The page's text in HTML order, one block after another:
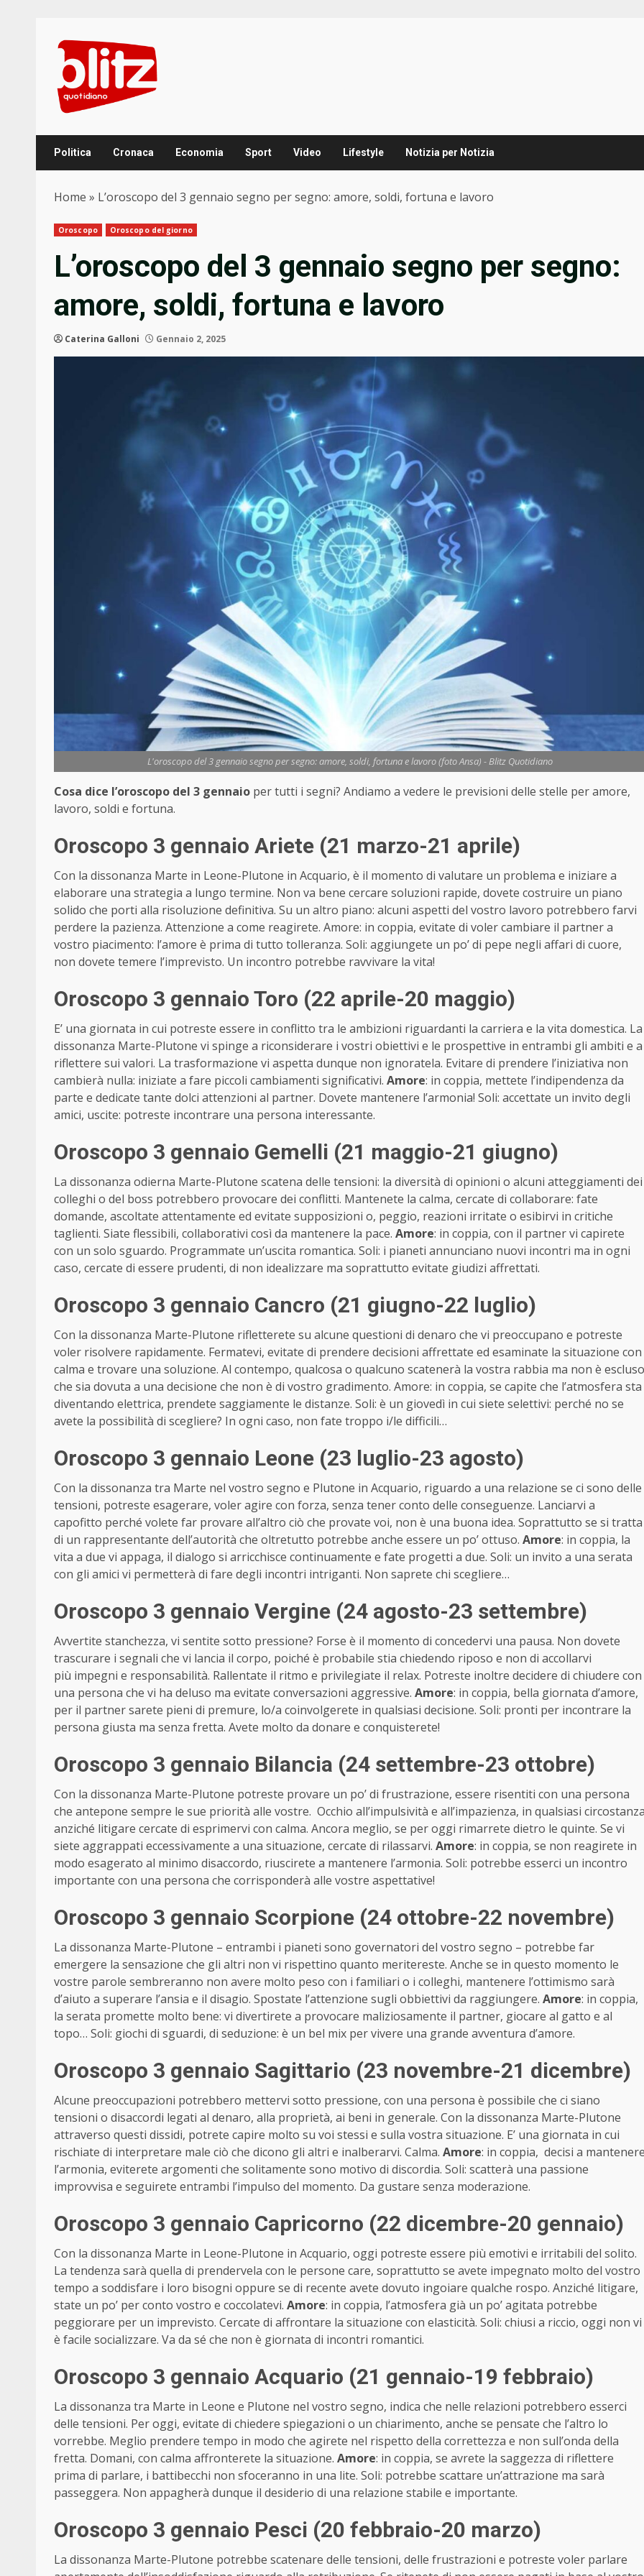
content
Politica Cronaca Economia Sport Video Lifestyle Notizia per Notizia
Home » L’oroscopo del 3 gennaio segno per segno: amore, soldi, fortuna e lavoro
Oroscopo Oroscopo del giorno
L’oroscopo del 3 gennaio segno per segno:
amore, soldi, fortuna e lavoro
Caterina Galloni Gennaio 2, 2025
L'oroscopo del 3 gennaio segno per segno: amore, soldi, fortuna e lavoro (foto Ansa) - Blitz Quotidiano
Cosa dice l’oroscopo del 3 gennaio per tutti i segni? Andiamo a vedere le previsioni delle stelle per amore,
lavoro, soldi e fortuna.
Oroscopo 3 gennaio Ariete (21 marzo-21 aprile)
Con la dissonanza Marte in Leone-Plutone in Acquario, è il momento di valutare un problema e iniziare a
elaborare una strategia a lungo termine. Non va bene cercare soluzioni rapide, dovete costruire un piano
solido che porti alla risoluzione definitiva. Su un altro piano: alcuni aspetti del vostro lavoro potrebbero farvi
perdere la pazienza. Attenzione a come reagirete. Amore: in coppia, evitate di voler cambiare il partner a
vostro piacimento: l’amore è prima di tutto tolleranza. Soli: aggiungete un po’ di pepe negli affari di cuore,
non dovete temere l’imprevisto. Un incontro potrebbe ravvivare la vita!
Oroscopo 3 gennaio Toro (22 aprile-20 maggio)
E’ una giornata in cui potreste essere in conflitto tra le ambizioni riguardanti la carriera e la vita domestica. La
dissonanza Marte-Plutone vi spinge a riconsiderare i vostri obiettivi e le prospettive in entrambi gli ambiti e a
riflettere sui valori. La trasformazione vi aspetta dunque non ignoratela. Evitare di prendere l’iniziativa non
cambierà nulla: iniziate a fare piccoli cambiamenti significativi. Amore: in coppia, mettete l’indipendenza da
parte e dedicate tante dolci attenzioni al partner. Dovete mantenere l’armonia! Soli: accettate un invito degli
amici, uscite: potreste incontrare una persona interessante.
Oroscopo 3 gennaio Gemelli (21 maggio-21 giugno)
La dissonanza odierna Marte-Plutone scatena delle tensioni: la diversità di opinioni o alcuni atteggiamenti dei
colleghi o del boss potrebbero provocare dei conflitti. Mantenete la calma, cercate di collaborare: fate
domande, ascoltate attentamente ed evitate supposizioni o, peggio, reazioni irritate o esibirvi in critiche
taglienti. Siate flessibili, collaborativi così da mantenere la pace. Amore: in coppia, con il partner vi capirete
con un solo sguardo. Programmate un’uscita romantica. Soli: i pianeti annunciano nuovi incontri ma in ogni
caso, cercate di essere prudenti, di non idealizzare ma soprattutto evitate giudizi affrettati.
Oroscopo 3 gennaio Cancro (21 giugno-22 luglio)
Con la dissonanza Marte-Plutone rifletterete su alcune questioni di denaro che vi preoccupano e potreste
voler risolvere rapidamente. Fermatevi, evitate di prendere decisioni affrettate ed esaminate la situazione con
calma e trovare una soluzione. Al contempo, qualcosa o qualcuno scatenerà la vostra rabbia ma non è escluso
che sia dovuta a una decisione che non è di vostro gradimento. Amore: in coppia, se capite che l’atmosfera sta
diventando elettrica, prendete saggiamente le distanze. Soli: è un giovedì in cui siete selettivi: perché no se
avete la possibilità di scegliere? In ogni caso, non fate troppo i/le difficili…
Oroscopo 3 gennaio Leone (23 luglio-23 agosto)
Con la dissonanza tra Marte nel vostro segno e Plutone in Acquario, riguardo a una relazione se ci sono delle
tensioni, potreste esagerare, voler agire con forza, senza tener conto delle conseguenze. Lanciarvi a
capofitto perché volete far provare all’altro ciò che provate voi, non è una buona idea. Soprattutto se si tratta
di un rappresentante dell’autorità che oltretutto potrebbe anche essere un po’ ottuso. Amore: in coppia, la
vita a due vi appaga, il dialogo si arricchisce continuamente e fate progetti a due. Soli: un invito a una serata
con gli amici vi permetterà di fare degli incontri intriganti. Non saprete chi scegliere…
Oroscopo 3 gennaio Vergine (24 agosto-23 settembre)
Avvertite stanchezza, vi sentite sotto pressione? Forse è il momento di concedervi una pausa. Non dovete
trascurare i segnali che vi lancia il corpo, poiché è probabile stia chiedendo riposo e non di accollarvi
più impegni e responsabilità. Rallentate il ritmo e privilegiate il relax. Potreste inoltre decidere di chiudere con
una persona che vi ha deluso ma evitate conversazioni aggressive. Amore: in coppia, bella giornata d’amore,
per il partner sarete pieni di premure, lo/a coinvolgerete in qualsiasi decisione. Soli: pronti per incontrare la
persona giusta ma senza fretta. Avete molto da donare e conquisterete!
Oroscopo 3 gennaio Bilancia (24 settembre-23 ottobre)
Con la dissonanza Marte-Plutone potreste provare un po’ di frustrazione, essere risentiti con una persona
che antepone sempre le sue priorità alle vostre. Occhio all’impulsività e all’impazienza, in qualsiasi
anziché litigare cercate di esprimervi con calma. Ancora meglio, se per oggi rimarrete dietro le quinte. Se vi
siete aggrappati eccessivamente a una situazione, cercate di rilassarvi. Amore: in coppia, se non reagirete in
modo esagerato al minimo disaccordo, riuscirete a mantenere l’armonia. Soli: potrebbe esserci un incontro
importante con una persona che corrisponderà alle vostre aspettative!
Oroscopo 3 gennaio Scorpione (24 ottobre-22 novembre)
La dissonanza Marte-Plutone – entrambi i pianeti sono governatori del vostro segno – potrebbe far
emergere la sensazione che gli altri non vi rispettino quanto meritereste. Anche se in questo momento le
vostre parole sembreranno non avere molto peso con i familiari o i colleghi, mantenere l’ottimismo sarà
d’aiuto a superare l’ansia e il disagio. Spostate l’attenzione sugli obbiettivi da raggiungere. Amore: in coppia,
la serata promette molto bene: vi divertirete a provocare maliziosamente il partner, giocare al gatto e al
topo… Soli: giochi di sguardi, di seduzione: è un bel mix per vivere una grande avventura d’amore.
Oroscopo 3 gennaio Sagittario (23 novembre-21 dicembre)
Alcune preoccupazioni potrebbero mettervi sotto pressione, con una persona è possibile che ci siano
tensioni o disaccordi legati al denaro, alla proprietà, ai beni in generale. Con la dissonanza Marte-Plutone
attraverso questi dissidi, potrete capire molto su voi stessi e sulla vostra situazione. E’ una giornata in cui
rischiate di interpretare male ciò che dicono gli altri e inalberarvi. Calma. Amore: in coppia, decisi a
l’armonia, eviterete argomenti che solitamente sono motivo di discordia. Soli: scatterà una passione
improvvisa e seguirete entrambi l’impulso del momento. Da gustare senza moderazione.
Oroscopo 3 gennaio Capricorno (22 dicembre-20 gennaio)
Con la dissonanza Marte in Leone-Plutone in Acquario, oggi potreste essere più emotivi e irritabili del solito.
La tendenza sarà quella di prendervela con le persone care, soprattutto se avete impegnato molto del vostro
tempo a soddisfare i loro bisogni oppure se di recente avete dovuto ingoiare qualche rospo. Anziché litigare,
state un po’ per conto vostro e coccolatevi. Amore: in coppia, l’atmosfera già un po’ agitata potrebbe
peggiorare per un imprevisto. Cercate di affrontare la situazione con elasticità. Soli: chiusi a riccio, oggi non vi
è facile socializzare. Va da sé che non è giornata di incontri romantici.
Oroscopo 3 gennaio Acquario (21 gennaio-19 febbraio)
La dissonanza tra Marte in Leone e Plutone nel vostro segno, indica che nelle relazioni potrebbero esserci
delle tensioni. Per oggi, evitate di chiedere spiegazioni o un chiarimento, anche se pensate che l’altro lo
vorrebbe. Meglio prendere tempo in modo che agirete nel rispetto della correttezza e non sull’onda della
fretta. Domani, con calma affronterete la situazione. Amore: in coppia, se avrete la saggezza di riflettere
prima di parlare, i battibecchi non sfoceranno in una lite. Soli: potrebbe scattare un’attrazione ma sarà
passeggera. Non appagherà dunque il desiderio di una relazione stabile e importante.
Oroscopo 3 gennaio Pesci (20 febbraio-20 marzo)
La dissonanza Marte-Plutone potrebbe scatenare delle tensioni, delle frustrazioni e potreste voler parlare